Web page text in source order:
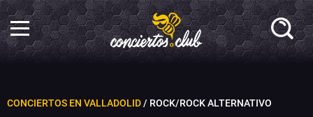
CONCIERTOS EN VALLADOLID/ ROCK/ROCK ALTERNATIVO